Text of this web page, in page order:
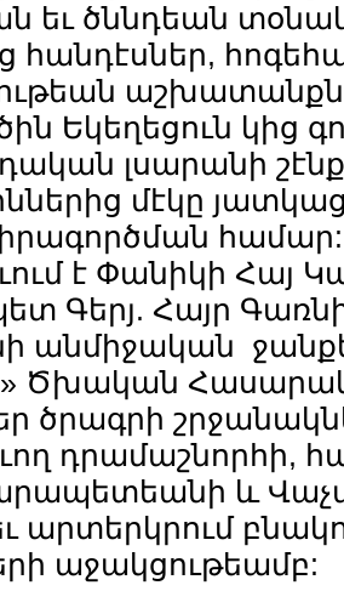
եւ ծննդեան
հանդէսներ,
Եկեղեցուն կից
լսարանի
մէկը
է Փանիկի Հայ
Գերյ. Հայր
անմիջական
Ծխական
ծրագրի
դրամաշնորհի,
և
արտերկրում
աջակցութեամբ: